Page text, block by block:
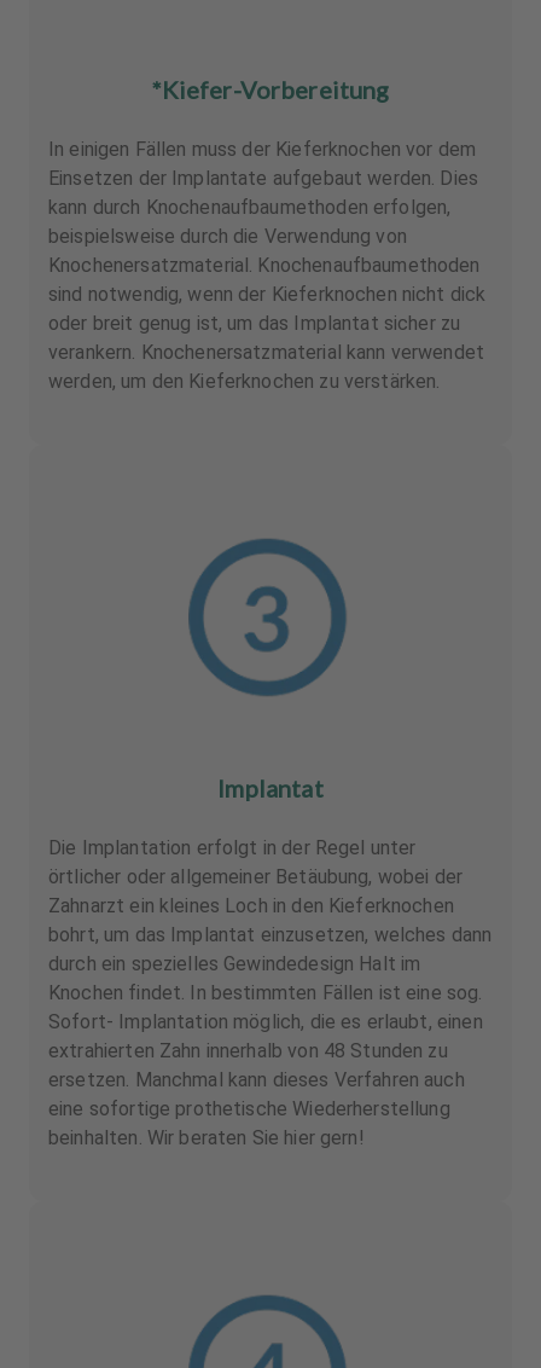
*Kiefer-Vorbereitung
In einigen Fällen muss der Kieferknochen vor dem
Einsetzen der Implantate aufgebaut werden. Dies
kann durch Knochenaufbaumethoden erfolgen,
beispielsweise durch die Verwendung von
Knochenersatzmaterial. Knochenaufbaumethoden
sind notwendig, wenn der Kieferknochen nicht dick
oder breit genug ist, um das Implantat sicher zu
verankern. Knochenersatzmaterial kann verwendet
werden, um den Kieferknochen zu verstärken.
Implantat
Die Implantation erfolgt in der Regel unter
örtlicher oder allgemeiner Betäubung, wobei der
Zahnarzt ein kleines Loch in den Kieferknochen
bohrt, um das Implantat einzusetzen, welches dann
durch ein spezielles Gewindedesign Halt im
Knochen findet. In bestimmten Fällen ist eine sog.
Sofort- Implantation möglich, die es erlaubt, einen
extrahierten Zahn innerhalb von 48 Stunden zu
ersetzen. Manchmal kann dieses Verfahren auch
eine sofortige prothetische Wiederherstellung
beinhalten. Wir beraten Sie hier gern!